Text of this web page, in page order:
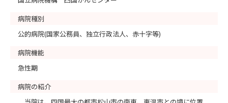
病院種別
公的病院(国家公務員、独立行政法人、赤十字等)
病院機能
急性期
病院の紹介